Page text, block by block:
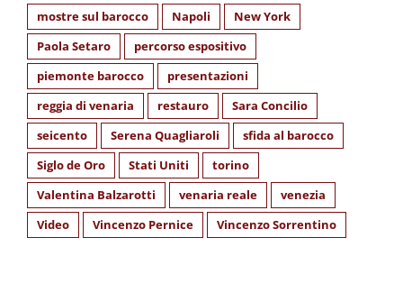
mostre sul barocco
Napoli
New York
Paola Setaro
percorso espositivo
piemonte barocco
presentazioni
reggia di venaria
restauro
Sara Concilio
seicento
Serena Quagliaroli
sfida al barocco
Siglo de Oro
Stati Uniti
torino
Valentina Balzarotti
venaria reale
venezia
Video
Vincenzo Pernice Vincenzo Sorrentino